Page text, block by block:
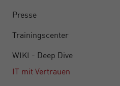
Presse
Trainingscenter
WIKI - Deep Dive
IT mit Vertrauen